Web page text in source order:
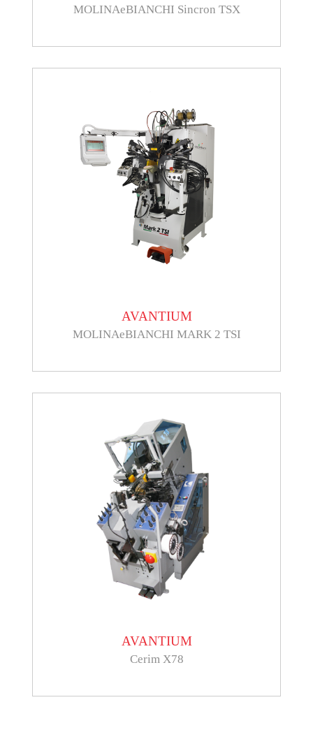
MOLINAeBIANCHI Sincron TSX
AVANTIUM
MOLINAeBIANCHI MARK 2 TSI
AVANTIUM
Cerim X78